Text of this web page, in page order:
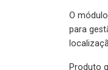
O
para
Produto